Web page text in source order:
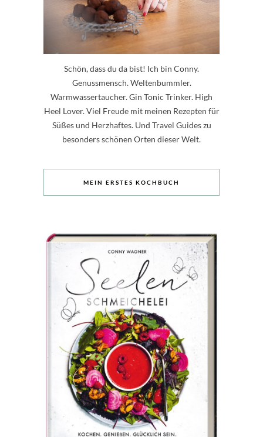
Schön, dass du da bist! Ich bin Conny.
Genussmensch. Weltenbummler.
Warmwassertaucher. Gin Tonic Trinker. High
Heel Lover. Viel Freude mit meinen Rezepten für
Süßes und Herzhaftes. Und Travel Guides zu
besonders schönen Orten dieser Welt.
MEIN ERSTES KOCHBUCH